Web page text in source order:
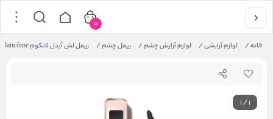
خانه/ لوازم آرایشی/ لوازم آرایش چشم/ ریمل چشم/ ریمل لش آیدل لانکوم lancôme
0
1/1